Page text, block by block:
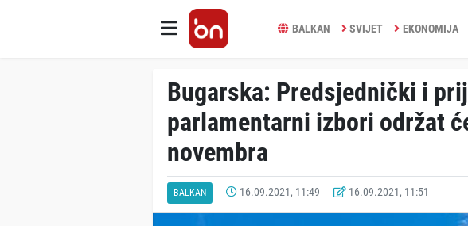
BALKAN SVIJET EKONOMIJA
Bugarska: Predsjednički i
parlamentarni izbori održat
novembra
BALKAN 16.09.2021, 11:49 16.09.2021, 11:51